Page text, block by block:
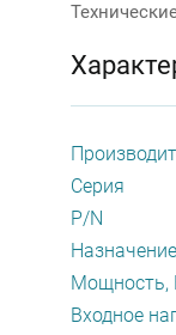
Серия
P/N
Назначение
Мощность,
Входное